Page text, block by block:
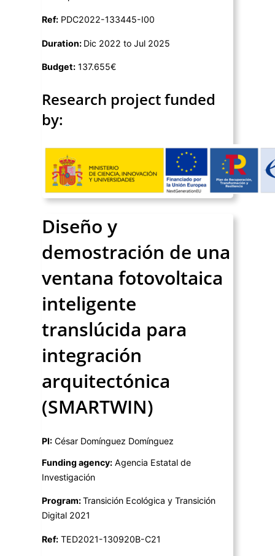
Ref: PDC2022-133445-I00
Duration: Dic 2022 to Jul 2025
Budget: 137.655€
Research project funded
by:
Diseño y
demostración de una
ventana fotovoltaica
inteligente
translúcida para
integración
arquitectónica
(SMARTWIN)
PI: César Domínguez Domínguez
Funding agency: Agencia Estatal de
Investigación
Program:Transición Ecológica y Transición
Digital 2021
Ref: TED2021-130920B-C21